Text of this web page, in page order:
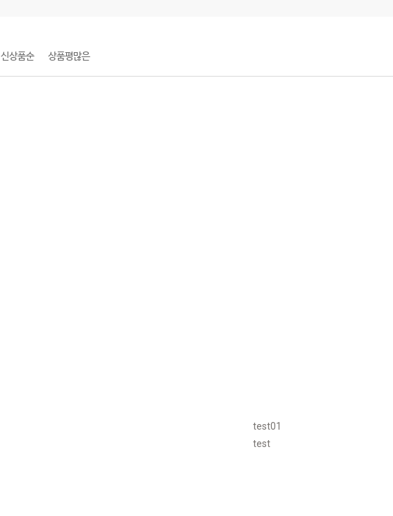
신상품순 상품평많은
test01
test